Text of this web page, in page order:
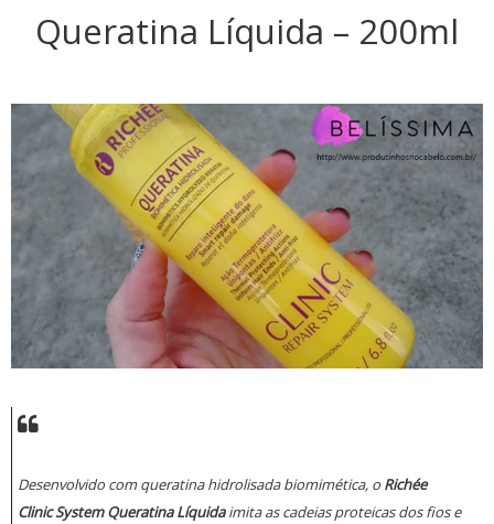
Queratina Líquida – 200ml
Desenvolvido com queratina hidrolisada biomimética, o Richée
Clinic System Queratina Líquidaimita as cadeias proteicas dos fios e